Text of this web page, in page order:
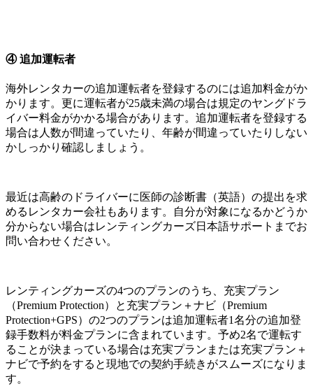
④ 追加運転者
海外レンタカーの追加運転者を登録するのには追加料金がか
かります。更に運転者が25歳未満の場合は規定のヤングドラ
イバー料金がかかる場合があります。追加運転者を登録する
場合は人数が間違っていたり、年齢が間違っていたりしない
かしっかり確認しましょう。
最近は高齢のドライバーに医師の診断書（英語）の提出を求
めるレンタカー会社もあります。自分が対象になるかどうか
分からない場合はレンティングカーズ日本語サポートまでお
問い合わせください。
レンティングカーズの4つのプランのうち、充実プラン
（Premium Protection）と充実プラン＋ナビ（Premium
Protection+GPS）の2つのプランは追加運転者1名分の追加登
録手数料が料金プランに含まれています。予め2名で運転す
ることが決まっている場合は充実プランまたは充実プラン＋
ナビで予約をすると現地での契約手続きがスムーズになりま
す。